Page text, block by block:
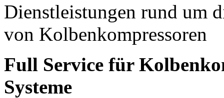
Dienstleistungen rund um
von Kolbenkompressoren
Full Service für
Systeme